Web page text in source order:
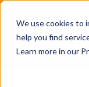
We use cookies to
help you find
Learn more in our